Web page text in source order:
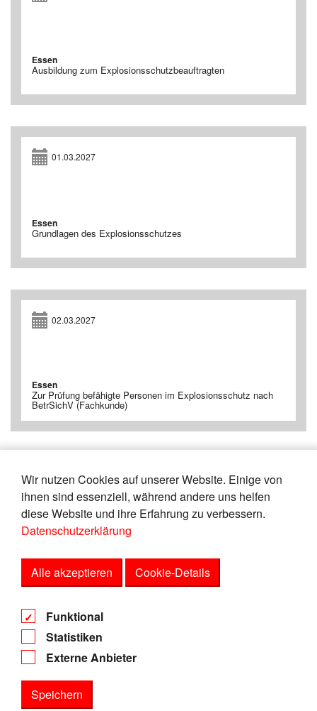
Wir nutzen Cookies auf unserer Website. Einige von
ihnen sind essenziell, während andere uns helfen
diese Website und ihre Erfahrung zu verbessern.
Datenschutzerklärung
Alle akzeptieren Cookie-Details
Funktional
Statistiken
Externe Anbieter
Speichern
Essen
Ausbildung zum Explosionsschutzbeauftragten
01.03.2027
Essen
Grundlagen des Explosionsschutzes
02.03.2027
Essen
Zur Prüfung befähigte Personen im Explosionsschutz nach
BetrSichV (Fachkunde)
« 21 22 23 24 25 26 27
28
29
30 »
Impressum